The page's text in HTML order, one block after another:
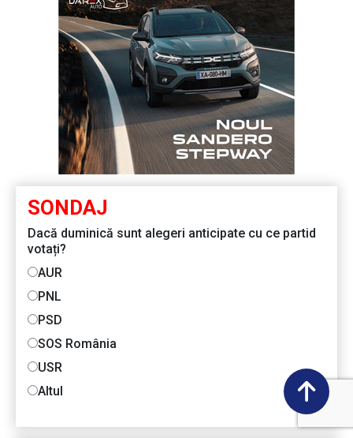
SONDAJ
Dacă duminică sunt alegeri anticipate cu ce partid
votați?
AUR
PNL
PSD
SOS România
USR
Altul